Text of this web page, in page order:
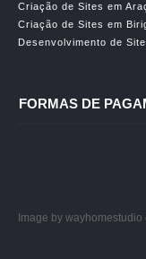
Criação de Sites em
Criação de Sites em
Desenvolvimento de
FORMAS DE
Image by wayhomestudio